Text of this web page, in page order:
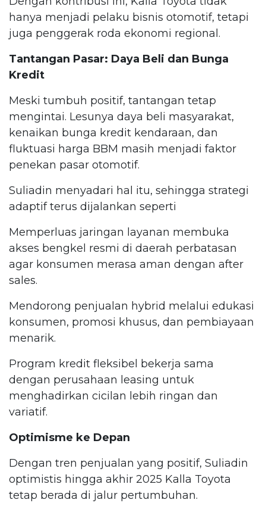
hanya menjadi pelaku bisnis otomotif, tetapi
juga penggerak roda ekonomi regional.
Tantangan Pasar: Daya Beli dan Bunga
Kredit
Meski tumbuh positif, tantangan tetap
mengintai. Lesunya daya beli masyarakat,
kenaikan bunga kredit kendaraan, dan
fluktuasi harga BBM masih menjadi faktor
penekan pasar otomotif.
Suliadin menyadari hal itu, sehingga strategi
adaptif terus dijalankan seperti
Memperluas jaringan layanan membuka
akses bengkel resmi di daerah perbatasan
agar konsumen merasa aman dengan after
sales.
Mendorong penjualan hybrid melalui edukasi
konsumen, promosi khusus, dan pembiayaan
menarik.
Program kredit fleksibel bekerja sama
dengan perusahaan leasing untuk
menghadirkan cicilan lebih ringan dan
variatif.
Optimisme ke Depan
Dengan tren penjualan yang positif, Suliadin
optimistis hingga akhir 2025 Kalla Toyota
tetap berada di jalur pertumbuhan.